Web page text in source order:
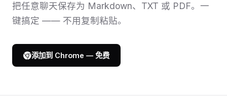
把任意聊天保存为 Markdown、TXT 或 PDF。一
键搞定 —— 不用复制粘贴。
添加到 Chrome — 免费